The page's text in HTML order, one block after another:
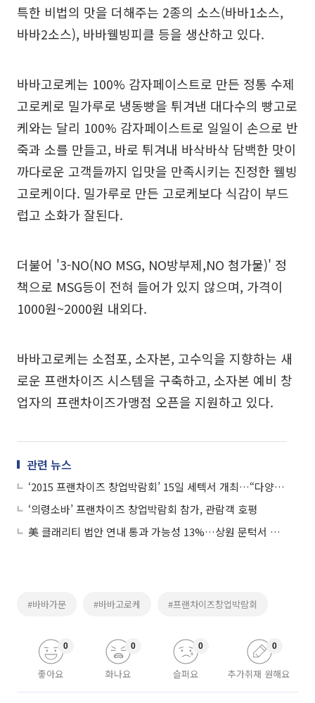
특한 비법의 맛을 더해주는 2종의 소스(바바1소스,
바바2소스), 바바웰빙피클 등을 생산하고 있다.
바바고로케는 100% 감자페이스트로 만든 정통 수제
고로케로 밀가루로 냉동빵을 튀겨낸 대다수의 빵고로
케와는 달리 100% 감자페이스트로 일일이 손으로 반
죽과 소를 만들고, 바로 튀겨내 바삭바삭 담백한 맛이
까다로운 고객들까지 입맛을 만족시키는 진정한 웰빙
고로케이다. 밀가루로 만든 고로케보다 식감이 부드
럽고 소화가 잘된다.
더불어 '3-NO(NO MSG, NO방부제,NO 첨가물)' 정
책으로 MSG등이 전혀 들어가 있지 않으며, 가격이
1000원~2000원 내외다.
바바고로케는 소점포, 소자본, 고수익을 지향하는 새
로운 프랜차이즈 시스템을 구축하고, 소자본 예비 창
업자의 프랜차이즈가맹점 오픈을 지원하고 있다.
관련 뉴스
‘2015 프랜차이즈 창업박람회’ 15일 세텍서 개최…“다양한 창업 아이템 살펴보세요”
‘의령소바’ 프랜차이즈 창업박람회 참가, 관람객 호평
美 클래리티 법안 연내 통과 가능성 13%…상원 문턱서 제동
#바바가문 #바바고로케 #프랜차이즈창업박람회
좋아요
0
화나요
0
슬퍼요
0
추가취재 원해요
0